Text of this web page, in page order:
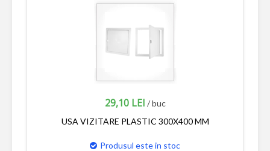
29,10 LEI / buc
USA VIZITARE PLASTIC 300X400 MM
Produsul este in stoc